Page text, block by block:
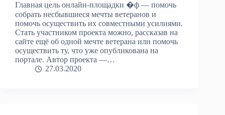
Главная цель онлайн-площадки �ф — помочь
собрать несбывшиеся мечты ветеранов и
помочь осуществить их совместными усилиями.
Стать участником проекта можно, рассказав на
сайте ещё об одной мечте ветерана или помочь
осуществить ту, что уже опубликована на
портале. Автор проекта —…
27.03.2020